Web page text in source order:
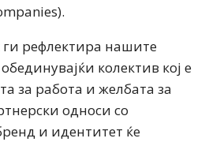
ги рефлектира нашите
колектив кој е
за работа и желбата за
односи со
и идентитет ќе